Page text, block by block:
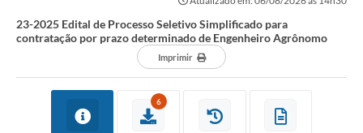
23-2025 Edital de Processo Seletivo Simplificado para
contratação por prazo determinado de Engenheiro Agrônomo
Imprimir
6